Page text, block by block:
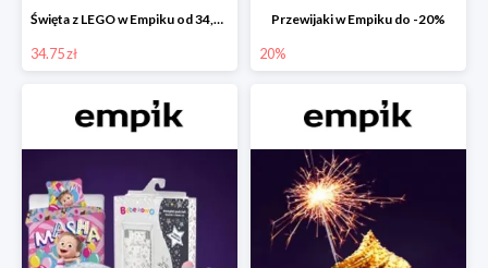
Święta z LEGO w Empiku od 34,75 zł
34.75 zł
Przewijaki w Empiku do -20%
20%